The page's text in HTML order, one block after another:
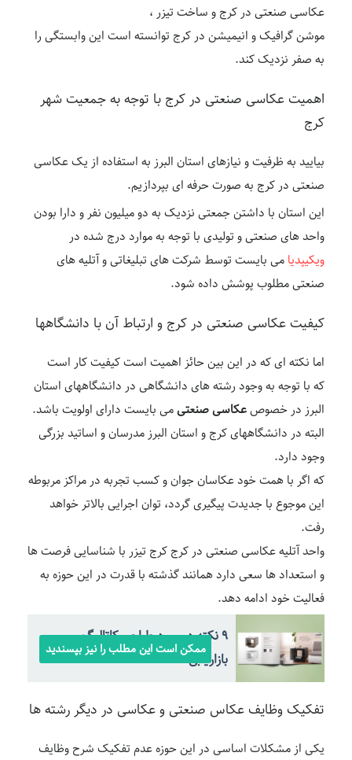
عکاسی صنعتی در کرج و ساخت تیزر ،
موشن گرافیک و انیمیشن در کرج توانسته است این وابستگی را
به صفر نزدیک کند.
اهمیت عکاسی صنعتی در کرج با توجه به جمعیت شهر
کرج
بیایید به ظرفیت و نیازهای استان البرز به استفاده از یک عکاسی
صنعتی در کرج به صورت حرفه ای بپردازیم.
این استان با داشتن جمعتی نزدیک به دو میلیون نفر و دارا بودن
واحد های صنعتی و تولیدی با توجه به موارد درج شده در
ویکیپدیامی بایست توسط شرکت های تبلیغاتی و آتلیه های
صنعتی مطلوب پوشش داده شود.
کیفیت عکاسی صنعتی در کرج و ارتباط آن با دانشگاهها
اما نکته ای که در این بین حائز اهمیت است کیفیت کار است
که با توجه به وجود رشته های دانشگاهی در دانشگاههای استان
البرز در خصوصعکاسی صنعتیمی بایست دارای اولویت باشد.
البته در دانشگاههای کرج و استان البرز مدرسان و اساتید بزرگی
وجود دارد.
که اگر با همت خود عکاسان جوان و کسب تجربه در مراکز مربوطه
این موجوع با جدیدت پیگیری گردد، توان اجرایی بالاتر خواهد
رفت.
واحد آتلیه عکاسی صنعتی در کرج کرج تیزر با شناسایی فرصت ها
و استعداد ها سعی دارد همانند گذشته با قدرت در این حوزه به
فعالیت خود ادامه دهد.
9 نکته در مورد طراحی کاتالوگ و
بازاریابیممکن است این مطلب را نیز بپسندید
تفکیک وظایف عکاس صنعتی و عکاسی در دیگر رشته ها
یکی از مشکلات اساسی در این حوزه عدم تفکیک شرح وظایف